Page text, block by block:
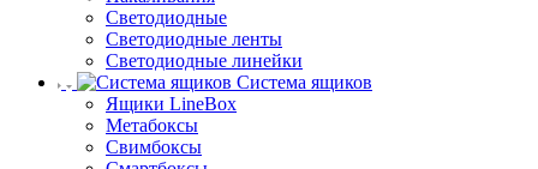
Светодиодные
Светодиодные ленты
Светодиодные линейки
Система ящиков
Ящики LineBox
Метабоксы
Свимбоксы